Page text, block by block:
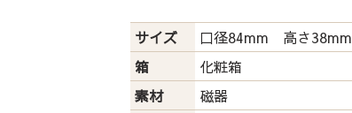
サイズ
口径84mm 高さ38mm
箱
化粧箱
素材
磁器